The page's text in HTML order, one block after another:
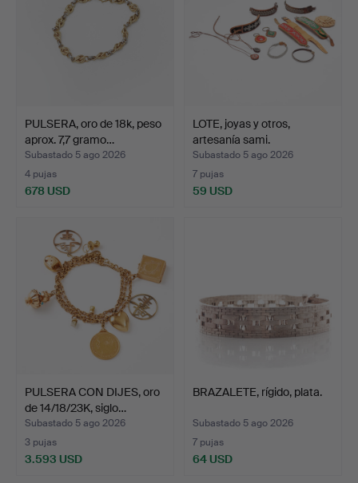
PULSERA, oro de 18k, peso
aprox. 7,7 gramo…
Subastado 5 ago 2026
4 pujas
678 USD
LOTE, joyas y otros,
artesanía sami.
Subastado 5 ago 2026
7 pujas
59 USD
PULSERA CON DIJES, oro
de 14/18/23K, siglo…
Subastado 5 ago 2026
3 pujas
3.593 USD
BRAZALETE, rígido, plata.
Subastado 5 ago 2026
7 pujas
64 USD